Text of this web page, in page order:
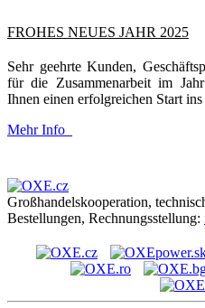
FROHES NEUES JAHR 2025
Sehr geehrte Kunden,
für die Zusammenarbeit im
Ihnen einen erfolgreichen Start
Mehr Info
Großhandelskooperation,
Bestellungen, Rechnungsstellung: